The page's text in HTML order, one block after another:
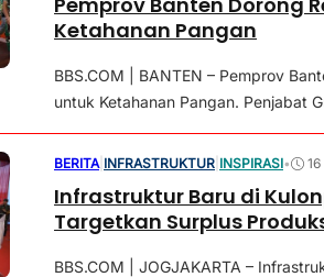
Ketahanan Pangan
BBS.COM | BANTEN – Pemprov
untuk Ketahanan Pangan. Penjabat
BERITA INFRASTRUKTUR INSPIRASI•
Infrastruktur Baru di
Targetkan Surplus
BBS.COM | JOGJAKARTA –